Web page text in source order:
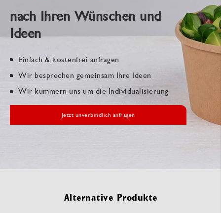
nach Ihren Wünschen und
Ideen
Einfach & kostenfrei anfragen
Wir besprechen gemeinsam Ihre Ideen
Wir kümmern uns um die Individualisierung
Jetzt unverbindlich anfragen
Alternative Produkte